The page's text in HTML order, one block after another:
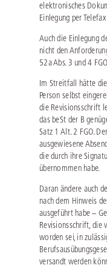
elektronisches
Einlegung per
Auch die Einlegung
nicht den
52a Abs. 3 und 4
Im Streitfall hätte
Person selbst
die Revisionsschrift
das beSt der B
Satz 1 Alt. 2 FGO.
ausgewiesene
die durch ihre
übernommen habe.
Daran ändere auch
nach dem Hinweis
ausgeführt habe –
Revisionsschrift, die
worden sei, in
versandt werden